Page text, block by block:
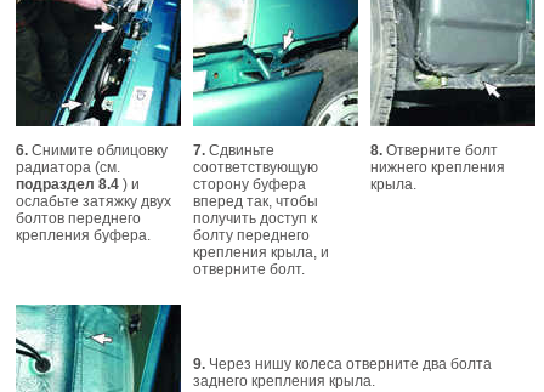
6. Снимите облицовку
радиатора (см.
подраздел 8.4 ) и
ослабьте затяжку двух
болтов переднего
крепления буфера.
7. Сдвиньте
соответствующую
сторону буфера
вперед так, чтобы
получить доступ к
болту переднего
крепления крыла, и
отверните болт.
8. Отверните болт
нижнего крепления
крыла.
9. Через нишу колеса отверните два болта
заднего крепления крыла.